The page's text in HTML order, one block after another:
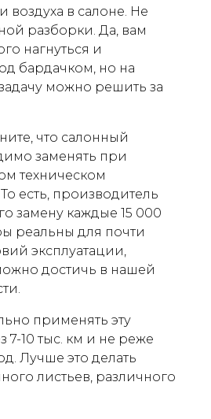
воздуха в салоне. Не
разборки. Да, вам
нагнуться и
бардачком, но на
можно решить за
что салонный
заменять при
техническом
есть, производитель
замену каждые 15 000
реальны для почти
эксплуатации,
достичь в нашей
применять эту
7-10 тыс. км и не реже
Лучше это делать
листьев, различного